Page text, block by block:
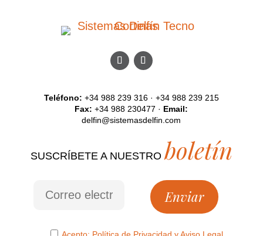
Teléfono: +34 988 239 316 · +34 988 239 215
Fax: +34 988 230477 · Email:
delfin@sistemasdelfin.com
SUSCRÍBETE A NUESTROboletín